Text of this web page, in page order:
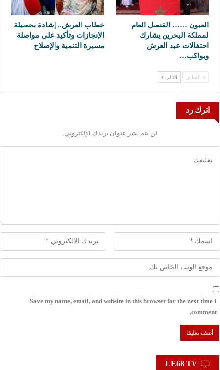
العيون …… القنصل العام
لمملكة البحرين يشارك
احتفالات عيد العرش
ويواكب…
خطاب العرش.. إشادة بحصيلة
الإنجازات وتأكيد على مواصلة
مسيرة التنمية والإصلاح
السابق التالي
اترك رد
لن يتم نشر عنوان بريدك الإلكتروني.
Save my name, email, and website in this browser for the next time I
comment.